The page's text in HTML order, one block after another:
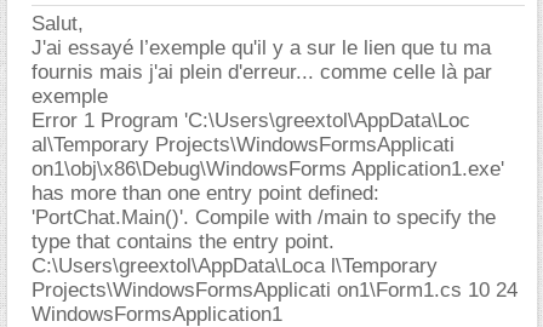
Salut,
J'ai essayé l’exemple qu'il y a sur le lien que tu ma
fournis mais j'ai plein d'erreur... comme celle là par
exemple
Error 1 Program 'C:\Users\greextol\AppData\Loc
al\Temporary Projects\WindowsFormsApplicati
on1\obj\x86\Debug\WindowsForms Application1.exe'
has more than one entry point defined:
'PortChat.Main()'. Compile with /main to specify the
type that contains the entry point.
C:\Users\greextol\AppData\Loca l\Temporary
Projects\WindowsFormsApplicati on1\Form1.cs 10 24
WindowsFormsApplication1